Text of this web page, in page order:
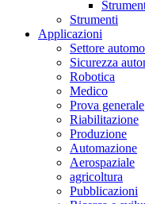
Strumenti
Applicazioni
Settore
Sicurezza
Robotica
Medico
Prova generale
Riabilitazione
Produzione
Automazione
Aerospaziale
agricoltura
Pubblicazioni